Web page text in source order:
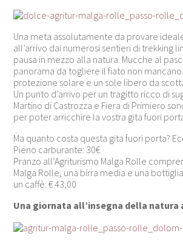
Una meta assolutamente da provare
all’arrivo dai numerosi sentieri di trekking
pausa in mezzo alla natura. Mucche al
panorama da togliere il fiato non
protezione solare e un sole libero da
Un punto d’arrivo per un tragitto ricco di
Martino di Castrozza e Fiera di Primiero
per poter arricchire la vostra gita fuori
Ma quanto costa questa gita fuori porta?
Pieno carburante: 30€
Pranzo all’Agriturismo Malga Rolle
Malga Rolle, una birra media e una
un caffè: € 43,00
Una giornata all’insegna della natura